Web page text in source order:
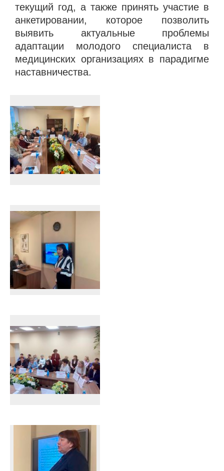
текущий год, а также принять участие в
анкетировании, которое позволить
выявить актуальные проблемы
адаптации молодого специалиста в
медицинских организациях в парадигме
наставничества.